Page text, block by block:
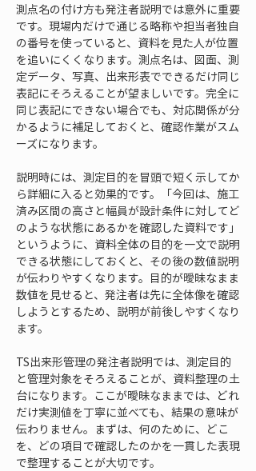
測点名の付け方も発注者説明では意外に重要
です。現場内だけで通じる略称や担当者独自
の番号を使っていると、資料を見た人が位置
を追いにくくなります。測点名は、図面、測
定データ、写真、出来形表でできるだけ同じ
表記にそろえることが望ましいです。完全に
同じ表記にできない場合でも、対応関係が分
かるように補足しておくと、確認作業がスム
ーズになります。
説明時には、測定目的を冒頭で短く示してか
ら詳細に入ると効果的です。「今回は、施工
済み区間の高さと幅員が設計条件に対してど
のような状態にあるかを確認した資料です」
というように、資料全体の目的を一文で説明
できる状態にしておくと、その後の数値説明
が伝わりやすくなります。目的が曖昧なまま
数値を見せると、発注者は先に全体像を確認
しようとするため、説明が前後しやすくなり
ます。
TS出来形管理の発注者説明では、測定目的
と管理対象をそろえることが、資料整理の土
台になります。ここが曖昧なままでは、どれ
だけ実測値を丁寧に並べても、結果の意味が
伝わりません。まずは、何のために、どこ
を、どの項目で確認したのかを一貫した表現
で整理することが大切です。